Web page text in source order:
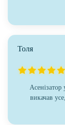
Толя
Асенізатор
викачав